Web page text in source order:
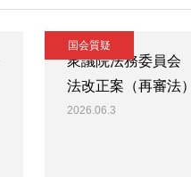
国会質疑
衆議院法務委員
法改正案（再審法
2026.06.3